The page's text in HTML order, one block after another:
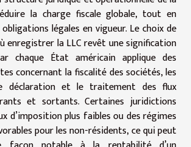
la charge fiscale globale, tout en
légales en vigueur. Le choix de
enregistrer la LLC revêt une signification
chaque État américain applique des
concernant la fiscalité des sociétés, les
déclaration et le traitement des flux
et sortants. Certaines juridictions
d’imposition plus faibles ou des régimes
pour les non-résidents, ce qui peut